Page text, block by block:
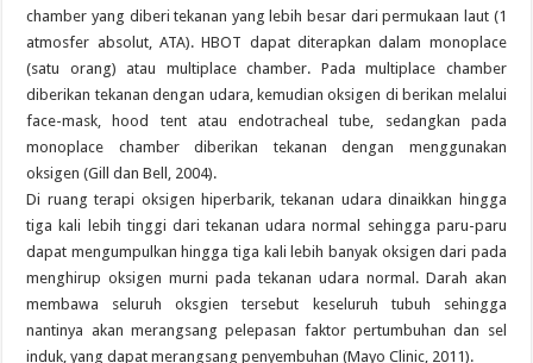
chamber yang diberi tekanan yang lebih besar dari permukaan laut (1
atmosfer absolut, ATA). HBOT dapat diterapkan dalam monoplace
(satu orang) atau multiplace chamber. Pada multiplace chamber
diberikan tekanan dengan udara, kemudian oksigen di berikan melalui
face-mask, hood tent atau endotracheal tube, sedangkan pada
monoplace chamber diberikan tekanan dengan menggunakan
oksigen (Gill dan Bell, 2004).
Di ruang terapi oksigen hiperbarik, tekanan udara dinaikkan hingga
tiga kali lebih tinggi dari tekanan udara normal sehingga paru-paru
dapat mengumpulkan hingga tiga kali lebih banyak oksigen dari pada
menghirup oksigen murni pada tekanan udara normal. Darah akan
membawa seluruh oksgien tersebut keseluruh tubuh sehingga
nantinya akan merangsang pelepasan faktor pertumbuhan dan sel
induk, yang dapat merangsang penyembuhan (Mayo Clinic, 2011).